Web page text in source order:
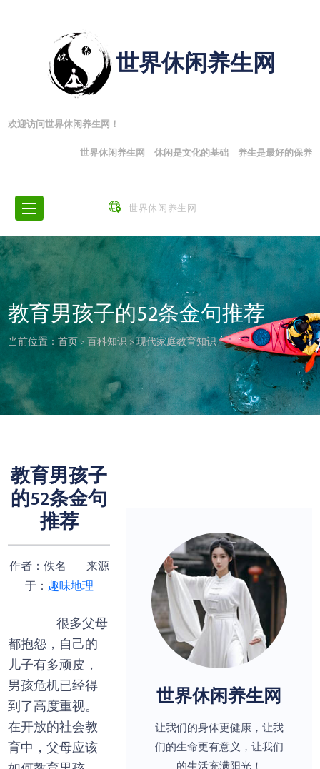
世界休闲养生网
欢迎访问世界休闲养生网！
世界休闲养生网 休闲是文化的基础 养生是最好的保养
世界休闲养生网
教育男孩子的52条金句推荐
当前位置：首页>百科知识>现代家庭教育知识
教育男孩子
的52条金句
推荐
作者：佚名 来源
于： 趣味地理
很多父母
都抱怨，自己的
儿子有多顽皮，
男孩危机已经得
到了高度重视。
在开放的社会教
育中，父母应该
世界休闲养生网
让我们的身体更健康，让我
们的生命更有意义，让我们